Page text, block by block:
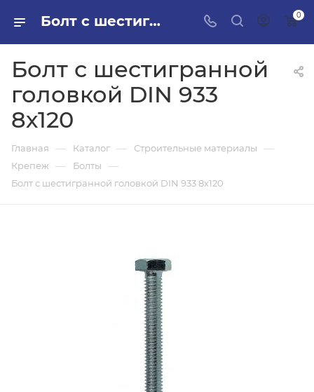
Болт с шестигранной головкой DIN 933 8х120 в ПИЛОН — купить стройматериалы в интернет-магазине ПИЛОН с доставкой оптом и в розницу 0
Болт с шестигранной
головкой DIN 933
8х120
Главная — Каталог — Строительные материалы —
Крепеж — Болты —
Болт с шестигранной головкой DIN 933 8х120